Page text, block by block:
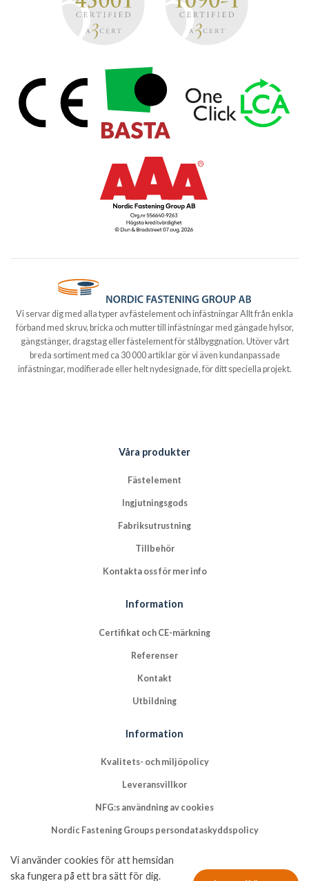
Vi servar dig med alla typer av fästelement och infästningar Allt från enkla
förband med skruv, bricka och mutter till infästningar med gängade hylsor,
gängstänger, dragstag eller fästelement för stålbyggnation. Utöver vårt
breda sortiment med ca 30 000 artiklar gör vi även kundanpassade
infästningar, modifierade eller helt nydesignade, för ditt speciella projekt.
Våra produkter
Fästelement
Ingjutningsgods
Fabriksutrustning
Tillbehör
Kontakta oss för mer info
Information
Certifikat och CE-märkning
Referenser
Kontakt
Utbildning
Information
Kvalitets- och miljöpolicy
Leveransvillkor
NFG:s användning av cookies
Nordic Fastening Groups persondataskyddspolicy
Vi använder cookies för att hemsidan
ska fungera på ett bra sätt för dig.